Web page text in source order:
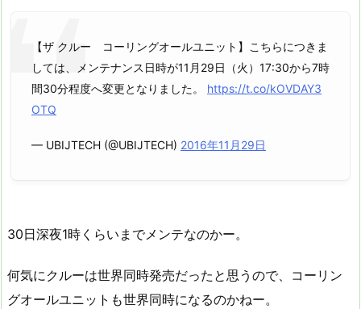
【ザ クルー コーリングオールユニット】こちらにつきま
しては、メンテナンス日時が11月29日（火）17:30から7時
間30分程度へ変更となりました。 https://t.co/kOVDAY3
OTQ
— UBIJTECH (@UBIJTECH) 2016年11月29日
30日深夜1時くらいまでメンテなのかー。
何気にクルーは世界同時発売だったと思うので、コーリン
グオールユニットも世界同時になるのかねー。